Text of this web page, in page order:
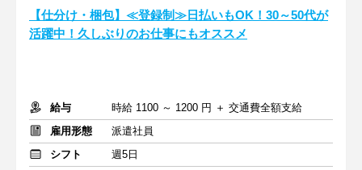
【仕分け・梱包】≪登録制≫日払いもOK！30～50代が
活躍中！久しぶりのお仕事にもオススメ
給与
時給 1100 ～ 1200 円 ＋ 交通費全額支給
雇用形態
派遣社員
シフト
週5日